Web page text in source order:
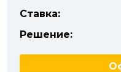
Ставка:
Решение: